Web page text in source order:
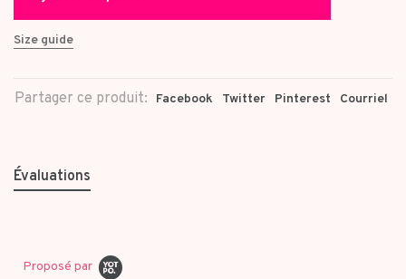
Size guide
Partager ce produit: Facebook Twitter Pinterest Courriel
Évaluations
Proposé par